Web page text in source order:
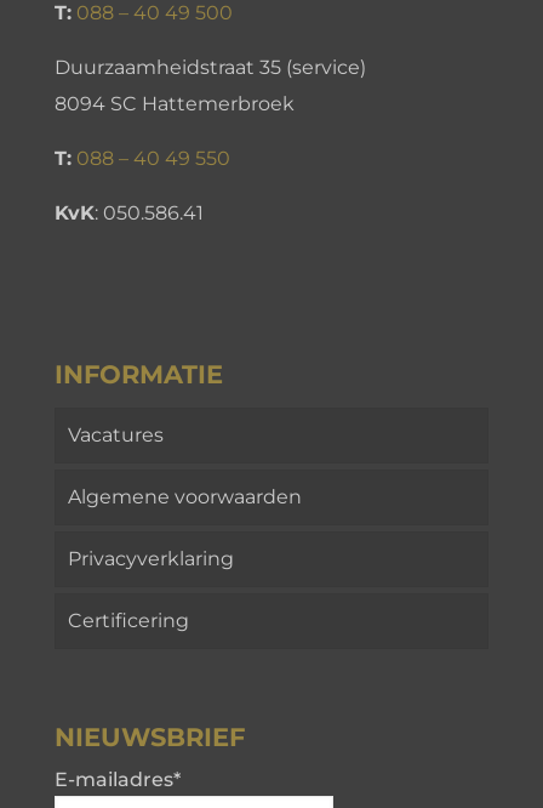
T: 088 – 40 49 500
Duurzaamheidstraat 35 (service)
8094 SC Hattemerbroek
T: 088 – 40 49 550
KvK: 050.586.41
INFORMATIE
Vacatures
Algemene voorwaarden
Privacyverklaring
Certificering
NIEUWSBRIEF
E-mailadres*